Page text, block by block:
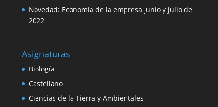
Novedad: Economía de la empresa junio y julio de
2022
Asignaturas
Biología
Castellano
Ciencias de la Tierra y Ambientales